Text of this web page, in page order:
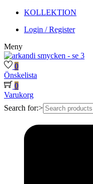
KOLLEKTION
Login / Register
Meny
0
Önskelista
0
Varukorg
Search for:>